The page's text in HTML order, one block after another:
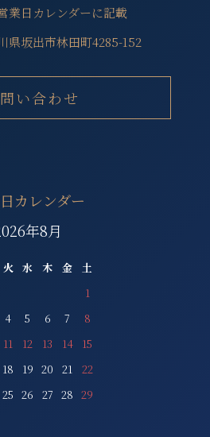
業日カレンダーに記載
県坂出市林田町4285-152
い合わせ
カレンダー
年8月
火 水 木 金
土
1
4 5 6 7
8
11 12 13 14
15
18 19 20 21
22
25 26 27 28 29